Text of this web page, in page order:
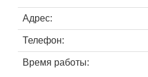
Адрес:
Телефон:
Время работы: